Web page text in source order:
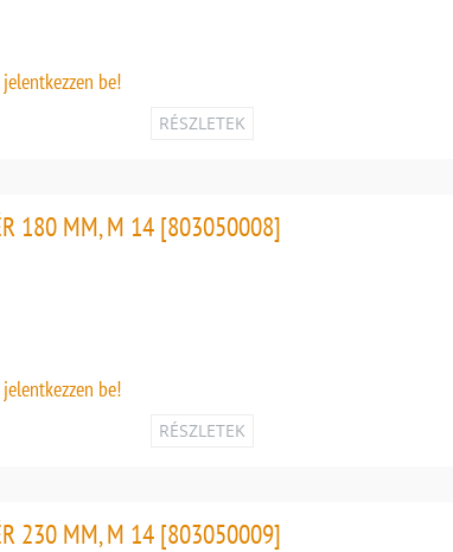
be!
RÉSZLETEK
180 MM, M 14 [803050008]
be!
RÉSZLETEK
230 MM, M 14 [803050009]